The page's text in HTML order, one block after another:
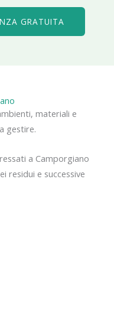
GRATUITA
materiali e
gestire.
a Camporgiano
residui e successive